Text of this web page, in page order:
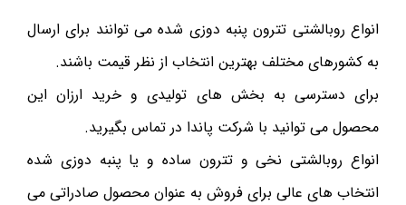
انواع روبالشتی تترون پنبه دوزی شده می ‌توانند برای ارسال
به کشورهای مختلف بهترین انتخاب از نظر قیمت باشند.
برای دسترسی به بخش های تولیدی و خرید ارزان این
محصول می ‌توانید با شرکت پاندا در تماس بگیرید.
انواع روبالشتی نخی و تترون ساده و یا پنبه دوزی شده
انتخاب های عالی برای فروش به عنوان محصول صادراتی می